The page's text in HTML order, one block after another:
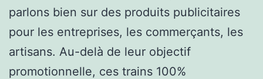
parlons bien sur des produits publicitaires
pour les entreprises, les commerçants, les
artisans. Au-delà de leur objectif
promotionnelle, ces trains 100%